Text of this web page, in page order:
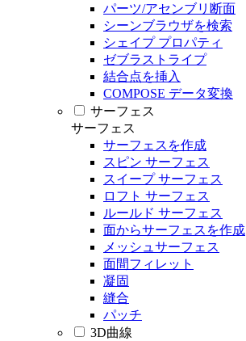
パーツ/アセンブリ断面
シーンブラウザを検索
シェイプ プロパティ
ゼブラストライプ
結合点を挿入
COMPOSE データ変換
サーフェス
サーフェス
サーフェスを作成
スピン サーフェス
スイープ サーフェス
ロフト サーフェス
ルールド サーフェス
面からサーフェスを作成
メッシュサーフェス
面間フィレット
凝固
縫合
パッチ
3D曲線